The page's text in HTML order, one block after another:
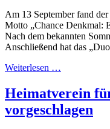
Am 13 September fand
Motto „Chance Denkmal:
Nach dem bekannten
Anschließend hat das
Weiterlesen …
Heimatverein
vorgeschlagen